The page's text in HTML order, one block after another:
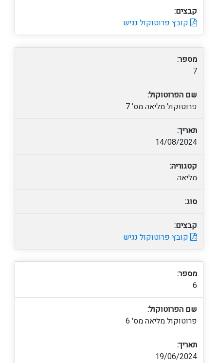
קבצים:
קובץ פרוטוקול נגיש
מספר:
7
שם הפרוטוקול:
פרוטוקול מליאה מס' 7
תאריך:
14/08/2024
קטגוריה:
מליאה
סוג:
קבצים:
קובץ פרוטוקול נגיש
מספר:
6
שם הפרוטוקול:
פרוטוקול מליאה מס' 6
תאריך:
19/06/2024